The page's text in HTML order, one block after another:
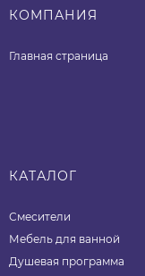
КОМПАНИЯ
Главная страница
КАТАЛОГ
Смесители
Мебель для ванной
Душевая программа